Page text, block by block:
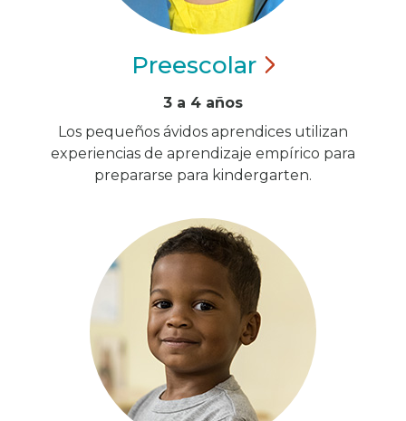
Preescolar
3 a 4 años
Los pequeños ávidos aprendices utilizan
experiencias de aprendizaje empírico para
prepararse para kindergarten.